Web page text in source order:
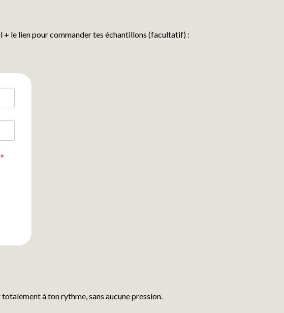
le lien pour commander tes échantillons (facultatif) :
à ton rythme, sans aucune pression.